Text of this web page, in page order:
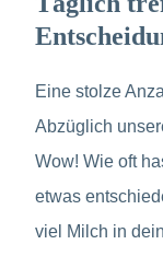
Eine stolze
Abzüglich
Wow! Wie oft
etwas
viel Milch in